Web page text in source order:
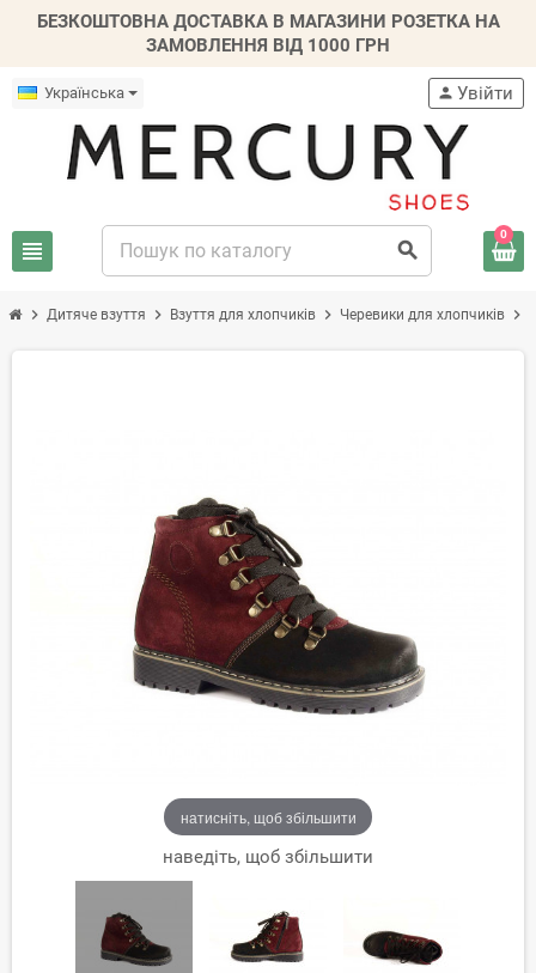
БЕЗКОШТОВНА ДОСТАВКА В МАГАЗИНИ РОЗЕТКА НА
ЗАМОВЛЕННЯ ВІД 1000 ГРН
Українська
view_headline search
person Увійти
0
chevron_right Дитяче взуття chevron_right Взуття для хлопчиків chevron_right Черевики для хлопчиків chevron_right
натисніть, щоб збільшити
наведіть, щоб збільшити